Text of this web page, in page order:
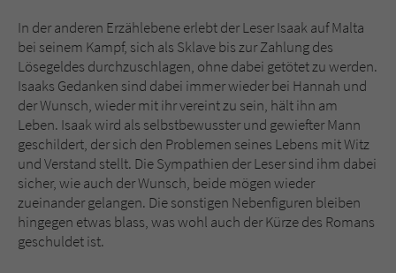
In der anderen Erzählebene erlebt der Leser Isaak auf Malta
bei seinem Kampf, sich als Sklave bis zur Zahlung des
Lösegeldes durchzuschlagen, ohne dabei getötet zu werden.
Isaaks Gedanken sind dabei immer wieder bei Hannah und
der Wunsch, wieder mit ihr vereint zu sein, hält ihn am
Leben. Isaak wird als selbstbewusster und gewiefter Mann
geschildert, der sich den Problemen seines Lebens mit Witz
und Verstand stellt. Die Sympathien der Leser sind ihm dabei
sicher, wie auch der Wunsch, beide mögen wieder
zueinander gelangen. Die sonstigen Nebenfiguren bleiben
hingegen etwas blass, was wohl auch der Kürze des Romans
geschuldet ist.